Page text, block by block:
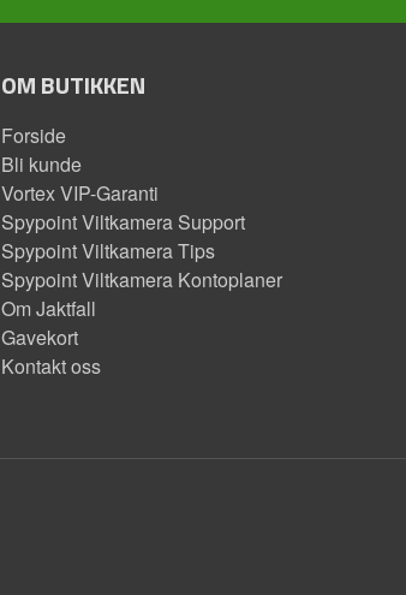
OM BUTIKKEN
Forside
Bli kunde
Vortex VIP-Garanti
Spypoint Viltkamera Support
Spypoint Viltkamera Tips
Spypoint Viltkamera Kontoplaner
Om Jaktfall
Gavekort
Kontakt oss